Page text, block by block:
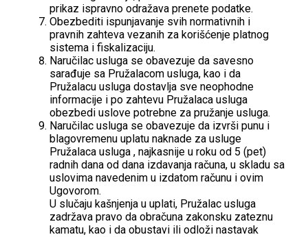
prikaz ispravno odražava prenete podatke.
Obezbediti ispunjavanje svih normativnih i
pravnih zahteva vezanih za korišćenje platnog
sistema i fiskalizaciju.
Naručilac usluga se obavezuje da savesno
sarađuje sa Pružalacom usluga, kao i da
Pružalacu usluga dostavlja sve neophodne
informacije i po zahtevu Pružalaca usluga
obezbedi uslove potrebne za pružanje usluga.
Naručilac usluga se obavezuje da izvrši punu i
blagovremenu uplatu naknade za usluge
Pružalaca usluga , najkasnije u roku od 5 (pet)
radnih dana od dana izdavanja računa, u skladu sa
uslovima navedenim u izdatom računu i ovim
Ugovorom.
U slučaju kašnjenja u uplati, Pružalac usluga
zadržava pravo da obračuna zakonsku zateznu
kamatu, kao i da obustavi ili odloži nastavak